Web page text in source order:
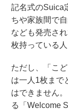
記名式のSuica
ちや家族間で
なども発売さ
枚持っている
ただし、「こ
は一人1枚まで
はできません
る「Welcome